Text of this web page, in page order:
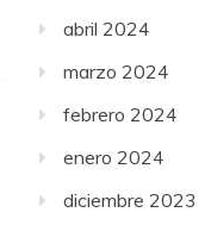
abril 2024
marzo 2024
febrero 2024
enero 2024
diciembre 2023